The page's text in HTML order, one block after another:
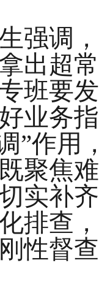
调，
出超
班要
业务
”作用
聚焦
实补
排查
性督